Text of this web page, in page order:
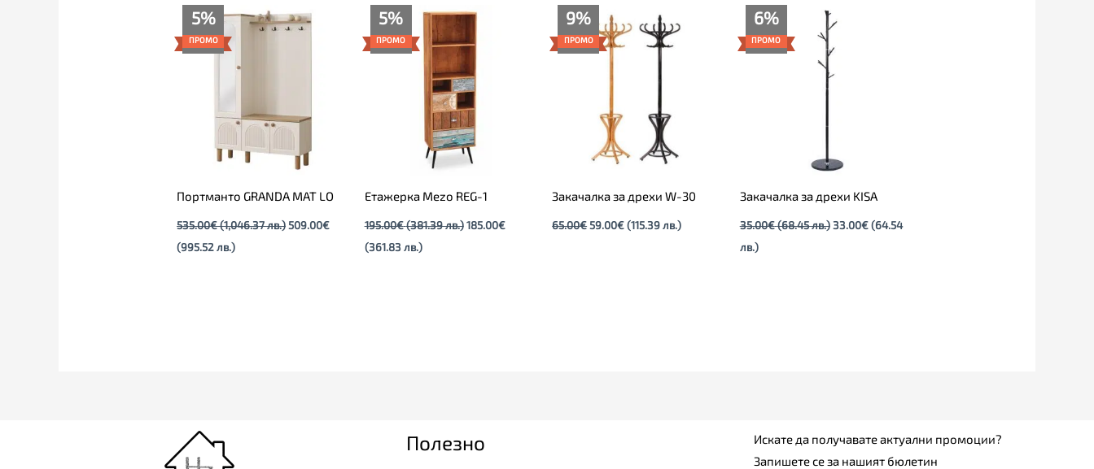
5%
ПРОМО
Портманто GRANDA МАТ LO
535.00€(1,046.37 лв.)
Original
price
509.00€
(995.52 лв.)
Текущата
цена
(995.52
5%
ПРОМО
Етажерка Mezo REG-1
195.00€(381.39 лв.)
Original
was:
195.00€
лв.).
185.00€
(361.83 лв.)
Текущата
цена
185.00€
(361.83
лв.).
9%
ПРОМО
Закачалка за дрехи W-30
65.00€
price
was:
65.00€.
59.00€
цена
е:
59.00€.
(115.39 лв.)
6%
ПРОМО
Закачалка за дрехи KISA
35.00€(68.45 лв.)
price
35.00€
лв.).
33.00€ (64.54
лв.)
Текущата
цена
е:
33.00€
Полезно
Искате да получавате актуални промоции?
Запишете се за нашият бюлетин